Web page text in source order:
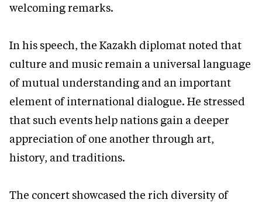
welcoming remarks.
In his speech, the Kazakh diplomat noted that
culture and music remain a universal language
of mutual understanding and an important
element of international dialogue. He stressed
that such events help nations gain a deeper
appreciation of one another through art,
history, and traditions.
The concert showcased the rich diversity of